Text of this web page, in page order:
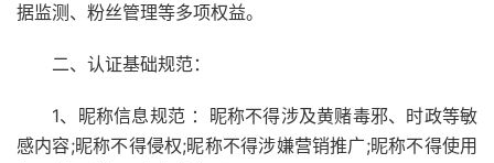
据监测、粉丝管理等多项权益。
二、认证基础规范：
1、昵称信息规范 ：昵称不得涉及黄赌毒邪、时政等敏
感内容;昵称不得侵权;昵称不得涉嫌营销推广;昵称不得使用